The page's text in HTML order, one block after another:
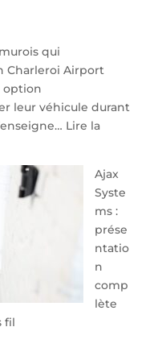
qui
Charleroi Airport
option
leur véhicule durant
Lire la
Ajax
Syste
ms :
prése
ntatio
n
comp
lète
fil